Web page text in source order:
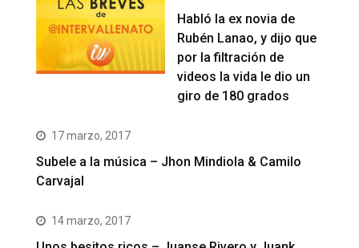
Habló la ex novia de
Rubén Lanao, y dijo que
por la filtración de
videos la vida le dio un
giro de 180 grados
17 marzo, 2017
Subele a la música – Jhon Mindiola & Camilo
Carvajal
14 marzo, 2017